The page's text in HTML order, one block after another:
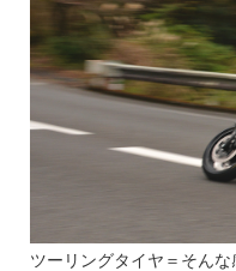
ツーリングタイヤ＝そん